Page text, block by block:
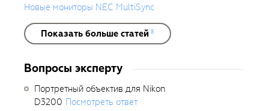
Новые мониторы NEC MultiSync
Показать больше статей 8
Вопросы эксперту
Портретный объектив для Nikon
D3200 Посмотреть ответ